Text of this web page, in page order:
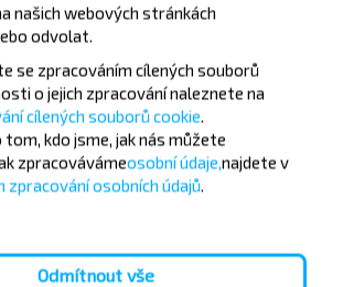
akce, slevy a další zajímavé nabídky
Přihlaste se k odběru
s námi levněji!
Přihlásit se
našich webových stránkách
odvolat.
se zpracováním cílených souborů
o jejich zpracování naleznete na
cílených souborů cookie.
tom, kdo jsme, jak nás můžete
zpracovávámeosobní údaje,najdete v
zpracování osobních údajů.
Odmítnout vše